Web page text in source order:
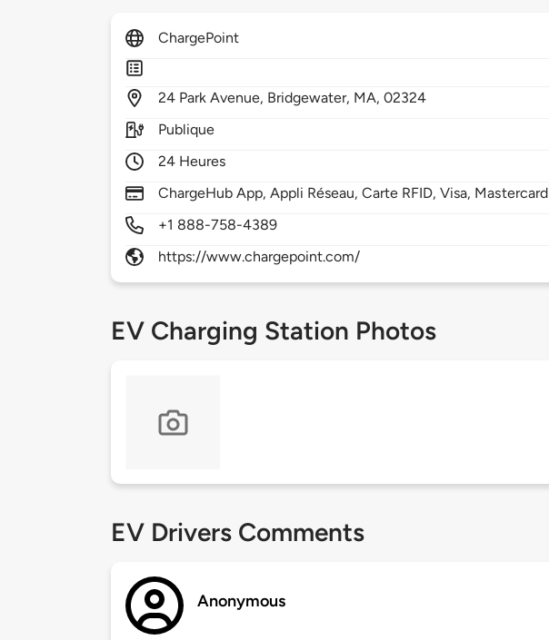
ChargePoint
24 Park Avenue, Bridgewater, MA,02324
Publique
24 Heures
ChargeHub App, Appli Réseau, Carte RFID, Visa, Mastercard
+1 888-758-4389
https://www.chargepoint.com/
EV Charging Station Photos
EV Drivers Comments
Anonymous